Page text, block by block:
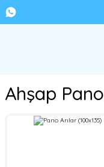
Ahşap Pano